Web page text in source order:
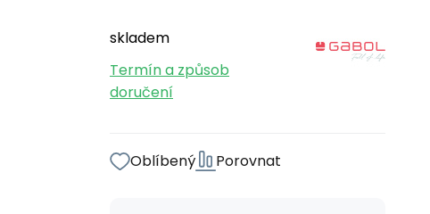
skladem
Termín a způsob
doručení
Oblíbený Porovnat